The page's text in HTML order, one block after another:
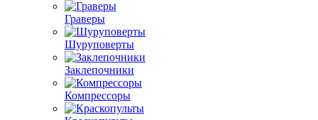
Граверы
Шуруповерты
Заклепочники
Компрессоры